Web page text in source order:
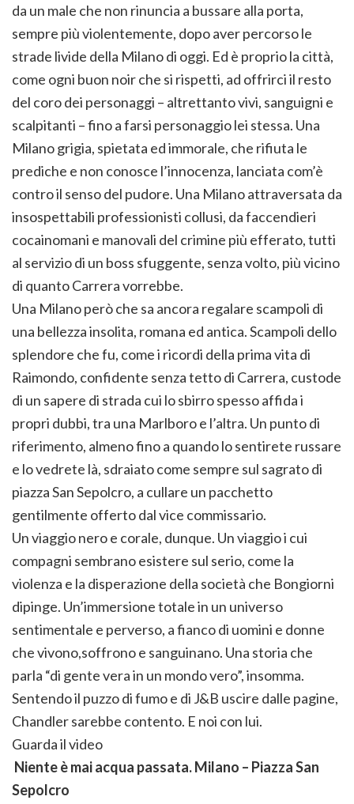
da un male che non rinuncia a bussare alla porta,
sempre più violentemente, dopo aver percorso le
strade livide della Milano di oggi. Ed è proprio la città,
come ogni buon noir che si rispetti, ad offrirci il resto
del coro dei personaggi – altrettanto vivi, sanguigni e
scalpitanti – fino a farsi personaggio lei stessa. Una
Milano grigia, spietata ed immorale, che rifiuta le
prediche e non conosce l’innocenza, lanciata com’è
contro il senso del pudore. Una Milano attraversata da
insospettabili professionisti collusi, da faccendieri
cocainomani e manovali del crimine più efferato, tutti
al servizio di un boss sfuggente, senza volto, più vicino
di quanto Carrera vorrebbe.
Una Milano però che sa ancora regalare scampoli di
una bellezza insolita, romana ed antica. Scampoli dello
splendore che fu, come i ricordi della prima vita di
Raimondo, confidente senza tetto di Carrera, custode
di un sapere di strada cui lo sbirro spesso affida i
propri dubbi, tra una Marlboro e l’altra. Un punto di
riferimento, almeno fino a quando lo sentirete russare
e lo vedrete là, sdraiato come sempre sul sagrato di
piazza San Sepolcro, a cullare un pacchetto
gentilmente offerto dal vice commissario.
Un viaggio nero e corale, dunque. Un viaggio i cui
compagni sembrano esistere sul serio, come la
violenza e la disperazione della società che Bongiorni
dipinge. Un’immersione totale in un universo
sentimentale e perverso, a fianco di uomini e donne
che vivono,soffrono e sanguinano. Una storia che
parla “di gente vera in un mondo vero”, insomma.
Sentendo il puzzo di fumo e di J&B uscire dalle pagine,
Chandler sarebbe contento. E noi con lui.
Guarda il video
Niente è mai acqua passata. Milano – Piazza San
Sepolcro